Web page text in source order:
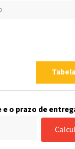
o prazo de